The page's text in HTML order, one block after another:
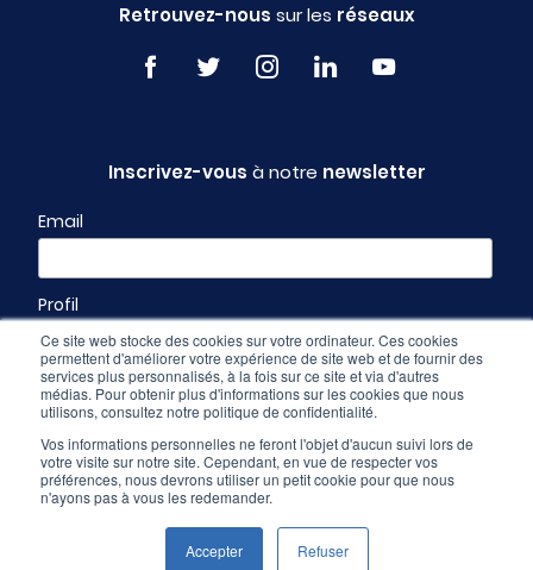
Ce site web stocke des cookies sur votre ordinateur. Ces cookies
permettent d'améliorer votre expérience de site web et de fournir des
services plus personnalisés, à la fois sur ce site et via d'autres
médias. Pour obtenir plus d'informations sur les cookies que nous
utilisons, consultez notre politique de confidentialité.
Vos informations personnelles ne feront l'objet d'aucun suivi lors de
votre visite sur notre site. Cependant, en vue de respecter vos
préférences, nous devrons utiliser un petit cookie pour que nous
n'ayons pas à vous les redemander.
Accepter Refuser
Retrouvez-nous sur les réseaux
Inscrivez-vous à notre newsletter
Email
Profil
Espace pro - CGU & mentions légales